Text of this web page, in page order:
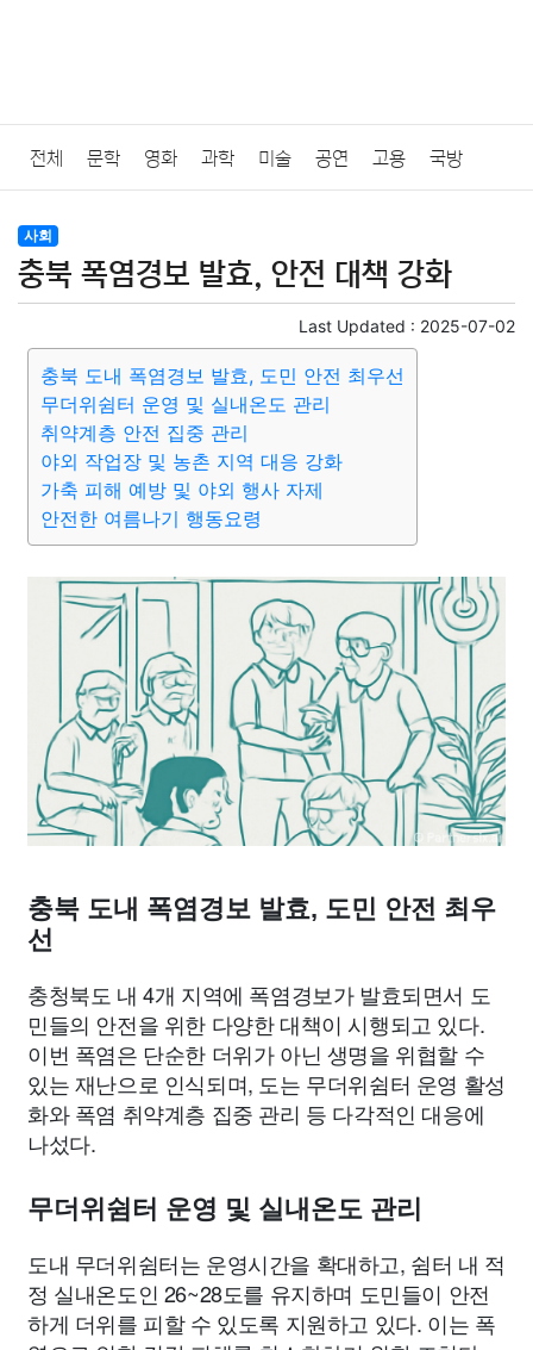
전체 문학 영화 과학 미술 공연 고용 국방
법률
질병 가요 방송 일상 주식 암호화폐 블록체인
결혼 육아 반려동물 패션 미용 증권 인테리어
요리 상품리뷰 원예 금융 게임
대출 자동차 취미 여행 맛집
종교 사회 정치 건강 의료 의학 경제
외국어 교통 생활 기타
사회
충북 폭염경보 발효, 안전 대책 강화
Last Updated : 2025-07-02
충북 도내 폭염경보 발효, 도민 안전 최우선
무더위쉼터 운영 및 실내온도 관리
취약계층 안전 집중 관리
야외 작업장 및 농촌 지역 대응 강화
가축 피해 예방 및 야외 행사 자제
안전한 여름나기 행동요령
충북 도내 폭염경보 발효, 도민 안전 최우
선
충청북도 내 4개 지역에 폭염경보가 발효되면서 도
민들의 안전을 위한 다양한 대책이 시행되고 있다.
이번 폭염은 단순한 더위가 아닌 생명을 위협할 수
있는 재난으로 인식되며, 도는 무더위쉼터 운영 활성
화와 폭염 취약계층 집중 관리 등 다각적인 대응에
나섰다.
무더위쉼터 운영 및 실내온도 관리
도내 무더위쉼터는 운영시간을 확대하고, 쉼터 내 적
정 실내온도인 26~28도를 유지하며 도민들이 안전
하게 더위를 피할 수 있도록 지원하고 있다. 이는 폭